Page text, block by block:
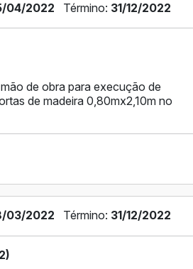
04/2022 Término: 31/12/2022
de obra para execução de
de madeira 0,80mx2,10m no
03/2022 Término: 31/12/2022